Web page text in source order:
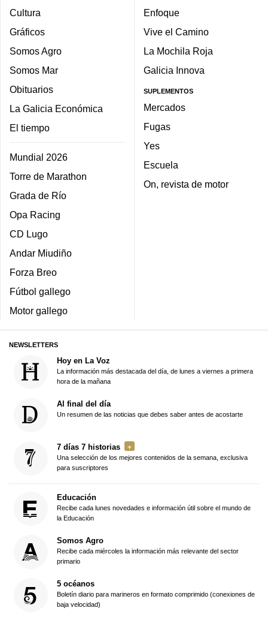
Cultura
Gráficos
Somos Agro
Somos Mar
Obituarios
La Galicia Económica
El tiempo
Mundial 2026
Torre de Marathon
Grada de Río
Opa Racing
CD Lugo
Andar Miudiño
Forza Breo
Fútbol gallego
Motor gallego
Enfoque
Vive el Camino
La Mochila Roja
Galicia Innova
SUPLEMENTOS
Mercados
Fugas
Yes
Escuela
On, revista de motor
NEWSLETTERS
Hoy en La Voz
La información más destacada del día, de lunes a viernes a primera
hora de la mañana
Al final del día
Un resumen de las noticias que debes saber antes de acostarte
7 días 7 historias
Una selección de los mejores contenidos de la semana, exclusiva
para suscriptores
Educación
Recibe cada lunes novedades e información útil sobre el mundo de
la Educación
Somos Agro
Recibe cada miércoles la información más relevante del sector
primario
5 océanos
Boletín diario para marineros en formato comprimido (conexiones de
baja velocidad)